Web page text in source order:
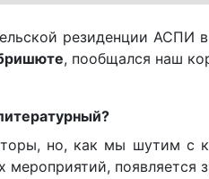
резиденции
, пообщался наш
но, как мы шутим с
появляется